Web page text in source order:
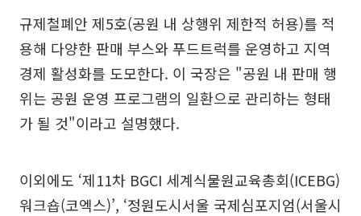
규제철폐안 제5호(공원 내 상행위 제한적 허용)를 적
용해 다양한 판매 부스와 푸드트럭를 운영하고 지역
경제 활성화를 도모한다. 이 국장은 "공원 내 판매 행
위는 공원 운영 프로그램의 일환으로 관리하는 형태
가 될 것"이라고 설명했다.
이외에도 ‘제11차 BGCI 세계식물원교육총회(ICEBG)
워크숍(코엑스)’, ‘정원도시서울 국제심포지엄(서울시